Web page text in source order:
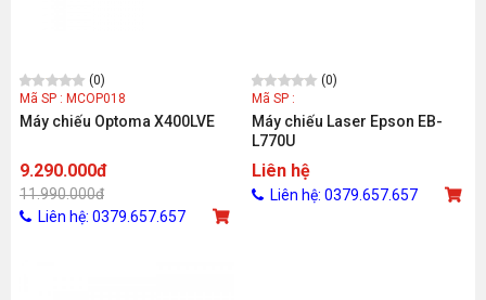
(0)
Mã SP : MCOP018
Máy chiếu Optoma X400LVE
9.290.000đ
11.990.000đ
Liên hệ: 0379.657.657
(0)
Mã SP :
Máy chiếu Laser Epson EB-
L770U
Liên hệ
Liên hệ: 0379.657.657